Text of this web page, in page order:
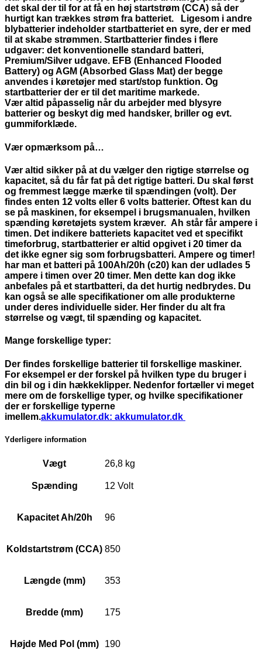
det skal der til for at få en høj startstrøm (CCA) så der
hurtigt kan trækkes strøm fra batteriet. Ligesom i andre
blybatterier indeholder startbatteriet en syre, der er med
til at skabe strømmen. Startbatterier findes i flere
udgaver: det konventionelle standard batteri,
Premium/Silver udgave. EFB (Enhanced Flooded
Battery) og AGM (Absorbed Glass Mat) der begge
anvendes i køretøjer med start/stop funktion. Og
startbatterier der er til det maritime markede.
Vær altid påpasselig når du arbejder med blysyre
batterier og beskyt dig med handsker, briller og evt.
gummiforklæde.
Vær opmærksom på…
Vær altid sikker på at du vælger den rigtige størrelse og
kapacitet, så du får fat på det rigtige batteri. Du skal først
og fremmest lægge mærke til spændingen (volt). Der
findes enten 12 volts eller 6 volts batterier. Oftest kan du
se på maskinen, for eksempel i brugsmanualen, hvilken
spænding køretøjets system kræver. Ah står får ampere i
timen. Det indikere batteriets kapacitet ved et specifikt
timeforbrug, startbatterier er altid opgivet i 20 timer da
det ikke egner sig som forbrugsbatteri. Ampere og timer!
har man et batteri på 100Ah/20h (c20) kan der udlades 5
ampere i timen over 20 timer. Men dette kan dog ikke
anbefales på et startbatteri, da det hurtig nedbrydes. Du
kan også se alle specifikationer om alle produkterne
under deres individuelle sider. Her finder du alt fra
størrelse og vægt, til spænding og kapacitet.
Mange forskellige typer:
Der findes forskellige batterier til forskellige maskiner.
For eksempel er der forskel på hvilken type du bruger i
din bil og i din hækkeklipper. Nedenfor fortæller vi meget
mere om de forskellige typer, og hvilke specifikationer
der er forskellige typerne
imellem.akkumulator.dk: akkumulator.dk
Yderligere information
Vægt 26,8 kg
Spænding 12 Volt
Kapacitet Ah/20h 96
Koldstartstrøm (CCA) 850
Længde (mm) 353
Bredde (mm) 175
Højde Med Pol (mm) 190